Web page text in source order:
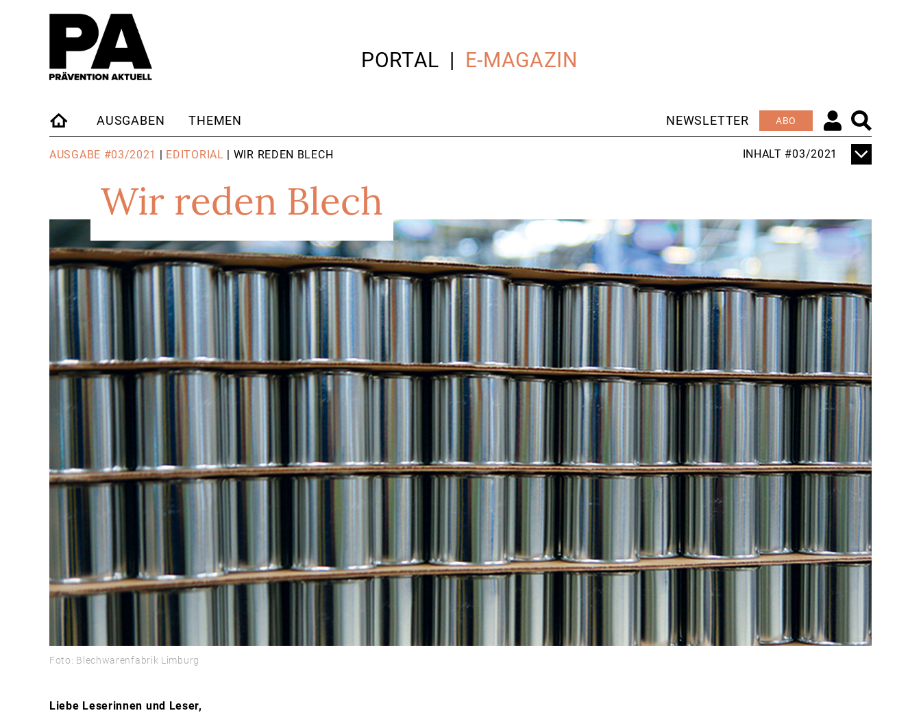
PORTAL E-MAGAZIN
STARTSEITE
AUSGABEN THEMEN NEWSLETTER ABO
AUSGABE #03/2021 | EDITORIAL | WIR REDEN BLECH
INHALT #03/2021
AUF DER SCHIENE"
EDITORIAL
WIR REDEN BLECH
KURZ & KNAPP
MELDUNGEN
ALLES, WAS RECHT
IST
RECHTSPRECHUNG &
URTEILE
ZAHLEN & FAKTEN
PRAXIS
RÄUME HÖRBAR
MACHEN
SCHÖNE NEUE
ARBEITSWELT?
MEHR ALS GELD
ES GEHT RUND
VERBUNDEN STATT
GEBUNDEN
Wir reden Blech
Foto: Blechwarenfabrik Limburg
Liebe Leserinnen und Leser,